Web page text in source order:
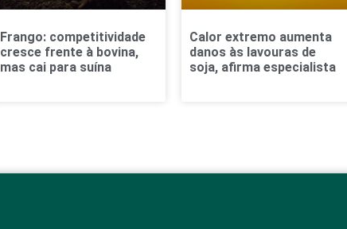
Frango: competitividade
cresce frente à bovina,
mas cai para suína
Calor extremo aumenta
danos às lavouras de
soja, afirma especialista